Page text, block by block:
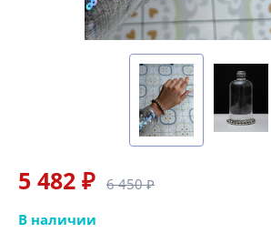
5 482 ₽ 6 450 ₽
В наличии